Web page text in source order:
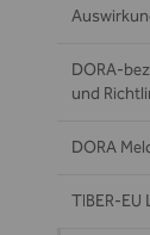
DORA-
und
DORA
TIBER-EU